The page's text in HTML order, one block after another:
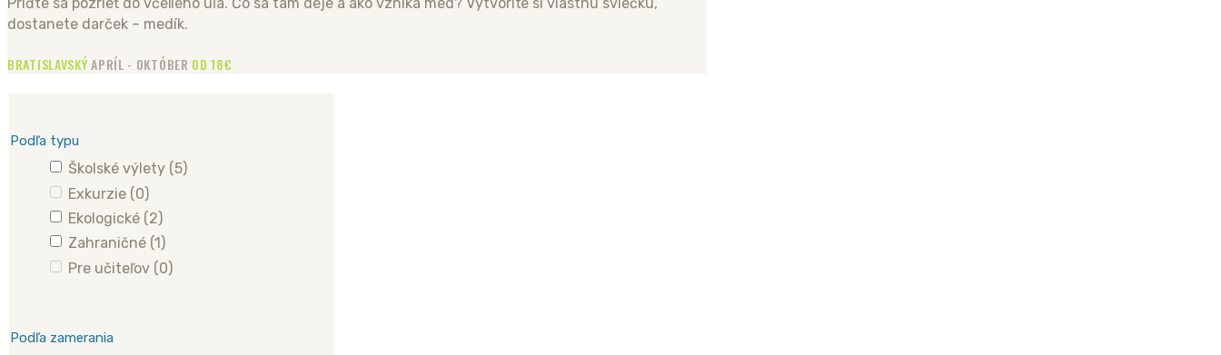
dostanete darček – medík.
BRATISLAVSKÝAPRÍL - OKTÓBER OD 18€
Podľa typu
Školské výlety (5)
Exkurzie (0)
Ekologické (2)
Zahraničné (1)
Pre učiteľov (0)
Podľa zamerania